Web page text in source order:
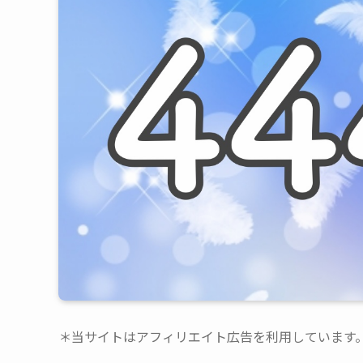
＊当サイトはアフィリエイト広告を利用しています